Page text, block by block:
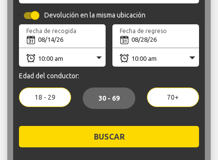
Devolución en la misma ubicación
Fecha de recogida Fecha de regreso
Edad del conductor:
18 - 29 30 - 69 70+
BUSCAR